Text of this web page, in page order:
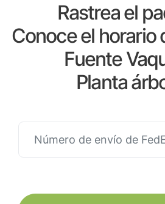
Rastrea el
Conoce el horario
Fuente
Planta